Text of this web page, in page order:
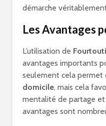
démarche
Les Avantages
L’utilisation de
avantages importants
seulement cela permet
domicile, mais cela
mentalité de partage
avantages sont